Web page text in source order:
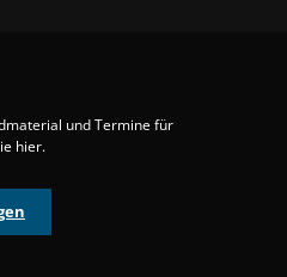
und Termine für
hier.